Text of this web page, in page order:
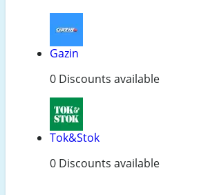
Gazin
0 Discounts available
Tok&Stok
0 Discounts available